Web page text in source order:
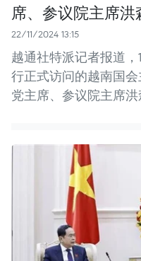
席、参议院主席洪
22/11/2024 13:15
越通社特派记者报道，
行正式访问的越南国
党主席、参议院主席洪